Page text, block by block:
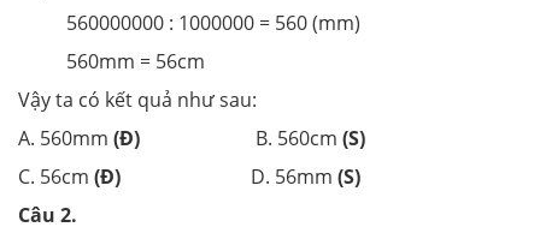
560000000 : 1000000 = 560 (mm)
560mm = 56cm
Vậy ta có kết quả như sau:
A. 560mm (Đ) B. 560cm (S)
C. 56cm (Đ) D. 56mm (S)
Câu 2.